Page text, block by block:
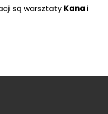
są warsztaty Kanai